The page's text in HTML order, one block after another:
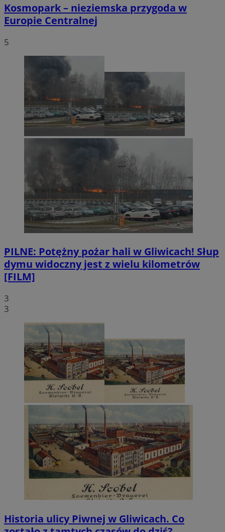
Kosmopark – nieziemska przygoda w
Europie Centralnej
5
PILNE: Potężny pożar hali w Gliwicach! Słup
dymu widoczny jest z wielu kilometrów
[FILM]
3
3
Historia ulicy Piwnej w Gliwicach. Co